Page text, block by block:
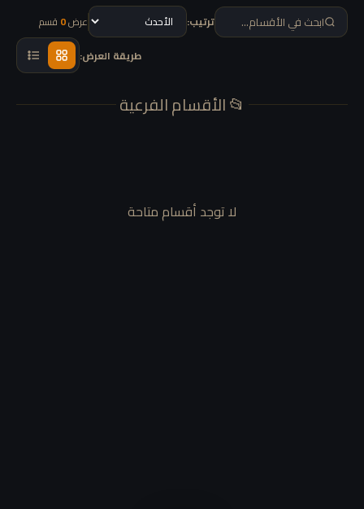
ترتيب: عرض0 قسم
طريقة العرض:
📂 الأقسام الفرعية
لا توجد أقسام متاحة